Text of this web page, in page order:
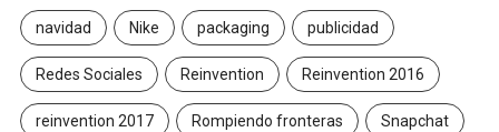
navidad Nike packaging publicidad
Redes Sociales Reinvention Reinvention 2016
reinvention 2017 Rompiendo fronteras Snapchat